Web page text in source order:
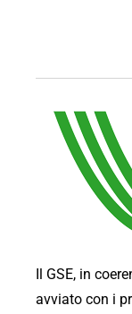
Il GSE, in
avviato con i